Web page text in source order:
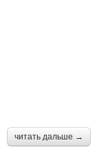
читать дальше →